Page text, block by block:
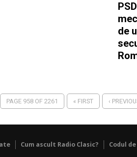
de
PAGE 958 OF 2261 « FIRST ‹
Cum ascult Radio Clasic? Codul